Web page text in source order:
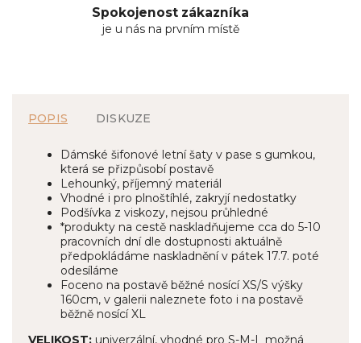
Spokojenost zákazníka
je u nás na prvním místě
POPIS DISKUZE
Dámské šifonové letní šaty v pase s gumkou,
která se přizpůsobí postavě
Lehounký, příjemný materiál
Vhodné i pro plnoštíhlé, zakryjí nedostatky
Podšívka z viskozy, nejsou průhledné
*produkty na cestě naskladňujeme cca do 5-10
pracovních dní dle dostupnosti aktuálně
předpokládáme naskladnění v pátek 17.7. poté
odesíláme
Foceno na postavě běžné nosící XS/S výšky
160cm, v galerii naleznete foto i na postavě
běžně nosící XL
VELIKOST: univerzální, vhodné pro S-M-L možná